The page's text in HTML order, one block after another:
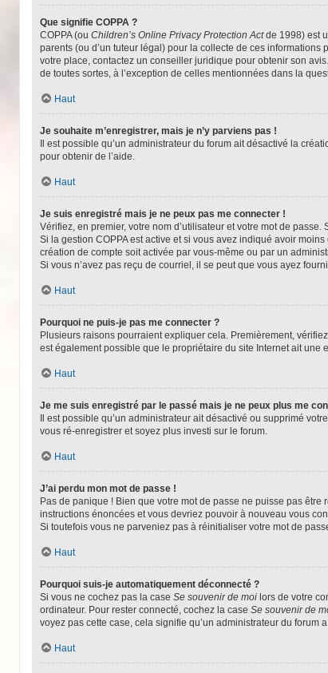
Que signifie COPPA ?
COPPA (ouChildren’s Online Privacy Protection Actde 1998) est
parents (ou d’un tuteur légal) pour la collecte de ces informations
votre place, contactez un conseiller juridique pour obtenir son
de toutes sortes, à l’exception de celles mentionnées dans la
Haut
Je souhaite m’enregistrer, mais je n’y parviens pas !
Il est possible qu’un administrateur du forum ait désactivé la
pour obtenir de l’aide.
Haut
Je suis enregistré mais je ne peux pas me connecter !
Vérifiez, en premier, votre nom d’utilisateur et votre mot de passe.
Si la gestion COPPA est active et si vous avez indiqué avoir
création de compte soit activée par vous-même ou par un
Si vous n’avez pas reçu de courriel, il se peut que vous ayez
Haut
Pourquoi ne puis-je pas me connecter ?
Plusieurs raisons pourraient expliquer cela. Premièrement,
est également possible que le propriétaire du site Internet ait une
Haut
Je me suis enregistré par le passé mais je ne peux plus me
Il est possible qu’un administrateur ait désactivé ou supprimé
vous ré-enregistrer et soyez plus investi sur le forum.
Haut
J’ai perdu mon mot de passe !
Pas de panique ! Bien que votre mot de passe ne puisse pas
instructions énoncées et vous devriez pouvoir à nouveau vous
Si toutefois vous ne parveniez pas à réinitialiser votre mot de
Haut
Pourquoi suis-je automatiquement déconnecté ?
Si vous ne cochez pas la caseSe souvenir de moi lors de votre
ordinateur. Pour rester connecté, cochez la caseSe souvenir de
voyez pas cette case, cela signifie qu’un administrateur du forum
Haut